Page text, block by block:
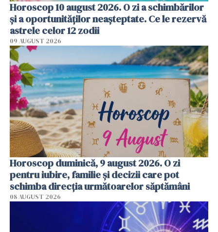
Horoscop 10 august 2026. O zi a schimbărilor
și a oportunităților neașteptate. Ce le rezervă
astrele celor 12 zodii
09 AUGUST 2026
Horoscop duminică, 9 august 2026. O zi
pentru iubire, familie și decizii care pot
schimba direcția următoarelor săptămâni
08 AUGUST 2026